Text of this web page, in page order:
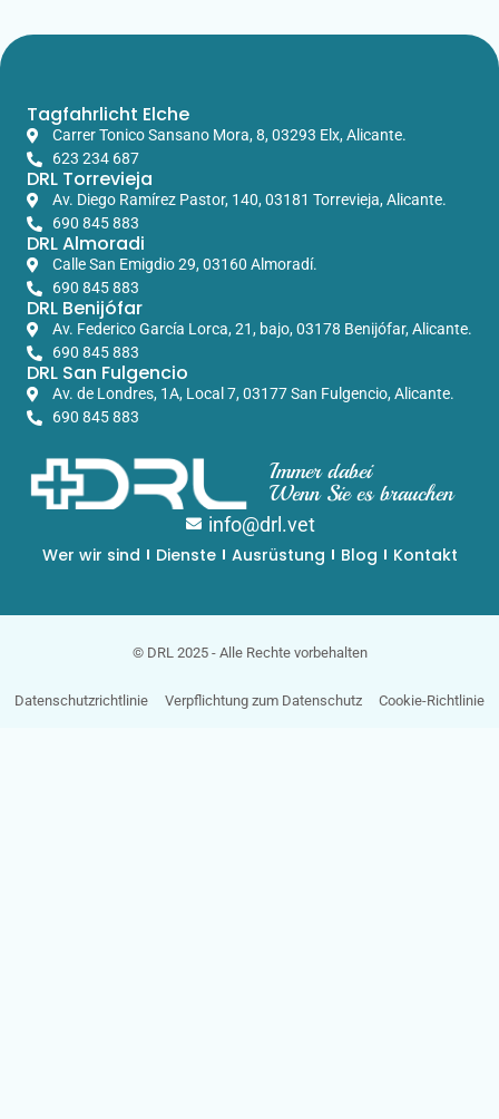
Tagfahrlicht Elche
Carrer Tonico Sansano Mora, 8, 03293 Elx, Alicante.
623 234 687
DRL Torrevieja
Av. Diego Ramírez Pastor, 140, 03181 Torrevieja, Alicante.
690 845 883
DRL Almoradi
Calle San Emigdio 29, 03160 Almoradí.
690 845 883
DRL Benijófar
Av. Federico García Lorca, 21, bajo, 03178 Benijófar, Alicante.
690 845 883
DRL San Fulgencio
Av. de Londres, 1A, Local 7, 03177 San Fulgencio, Alicante.
690 845 883
Immer dabei
Wenn Sie es brauchen
info@drl.vet
Wer wir sind Dienste Ausrüstung Blog Kontakt
© DRL 2025 - Alle Rechte vorbehalten
Datenschutzrichtlinie Verpflichtung zum Datenschutz Cookie-Richtlinie